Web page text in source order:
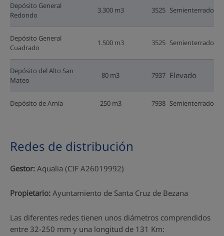
Depósito General
Redondo
3.300 m3 3525 Semienterrado
Depósito General
Cuadrado
1.500 m3 3525 Semienterrado
Depósito del Alto San
Mateo
80 m3 7937 Elevado
Depósito de Arnía 250 m3 7938 Semienterrado
Redes de distribución
Gestor: Aqualia (CIF A26019992)
Propietario: Ayuntamiento de Santa Cruz de Bezana
Las diferentes redes tienen unos diámetros comprendidos
entre 32-250 mm y una longitud de 131 Km: